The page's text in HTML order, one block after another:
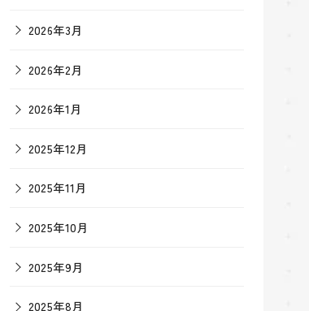
2026年3月
2026年2月
2026年1月
2025年12月
2025年11月
2025年10月
2025年9月
2025年8月